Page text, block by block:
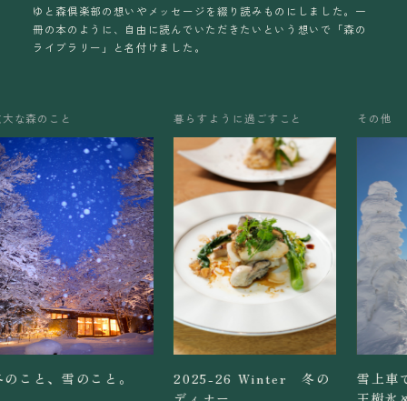
ゆと森倶楽部の想いやメッセージを綴り読みものにしました。 一
冊の本のように、自由に読んでいただきたいという想いで「森の
ライブラリー」と名付けました。
暮らすように過ごすこと
2025-26 Winter 冬の
その他
雪上車で行く「みやぎ蔵